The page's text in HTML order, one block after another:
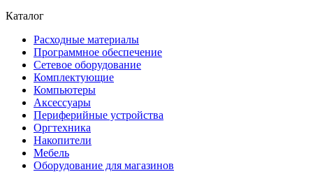
Каталог
Расходные материалы
Программное обеспечение
Сетевое оборудование
Комплектующие
Компьютеры
Аксессуары
Периферийные устройства
Оргтехника
Накопители
Мебель
Оборудование для магазинов